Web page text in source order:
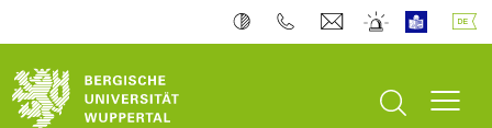
Suche öffnen